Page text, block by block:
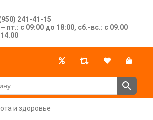
241-41-15
– пт.: с 09:00 до 18:00, сб.-вс.: с 09.00
и здоровье